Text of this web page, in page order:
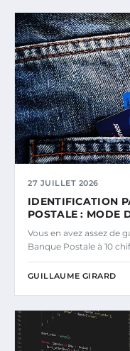
27 JUILLET 2026
IDENTIFICATION
POSTALE : MODE
Vous en avez assez de
Banque Postale à 10
GUILLAUME GIRARD